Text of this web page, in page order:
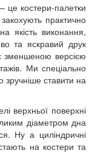
це костери-палетки
практично
якість виконання,
та яскравий друк
зменшеною версією
Ми спеціально
ставити на
верхньої поверхні
діаметром дна
Ну а циліндричні
на костери та